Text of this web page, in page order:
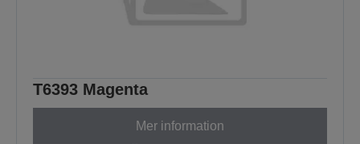
T6393 Magenta
Mer information